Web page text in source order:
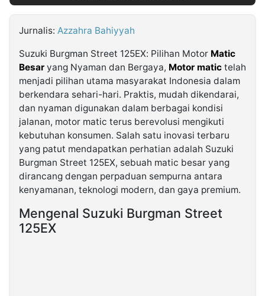
Kabarbaru.co
2026
Kabarbaru
Media
Holding
Jurnalis: Azzahra Bahiyyah
Suzuki Burgman Street 125EX: Pilihan Motor Matic
Besar yang Nyaman dan Bergaya, Motor matic telah
menjadi pilihan utama masyarakat Indonesia dalam
berkendara sehari-hari. Praktis, mudah dikendarai,
dan nyaman digunakan dalam berbagai kondisi
jalanan, motor matic terus berevolusi mengikuti
kebutuhan konsumen. Salah satu inovasi terbaru
yang patut mendapatkan perhatian adalah Suzuki
Burgman Street 125EX, sebuah matic besar yang
dirancang dengan perpaduan sempurna antara
kenyamanan, teknologi modern, dan gaya premium.
Mengenal Suzuki Burgman Street
125EX